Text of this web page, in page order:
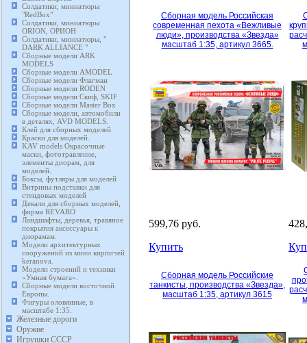
Солдатики, миниатюры
"RedBox"
Солдатики, миниатюры
ORION, ОРИОН
Солдатики, миниатюры, "
DARK ALLIANCE "
Сборные модели ARK
MODELS
Сборные модели AMODEL
Сборные модели Флагман
Сборные модели RODEN
Сборные модели Скиф, SKIF
Сборные модели Master Box
Сборные модели, автомобили
в деталях, AVD MODELS.
Клей для сборных моделей.
Краски для моделей.
KAV models Окрасочные
маски, фототравление,
элементы диорам, для
моделей.
Боксы, футляры для моделей
Витрины подставки для
стендовых моделей
Декали для сборных моделей,
фирма REVARO
Ландшафты, деревья, травяное
покрытия аксессуары к
диорамам.
Модели архитектурных
сооружений из мини кирпичей
keranova.
Модели строений и техники
«Умная бумага».
Сборные модели восточной
Европы.
Фигуры оловянные, в
масштабе 1:35.
Железные дороги
Оружие
Игрушки СССР
Сборная модель Российская
современная пехота «Вежливые
люди», производства «Звезда»
масштаб 1:35, артикул 3665.
599,76 руб.
Купить
Сборная модель Российские
танкисты, производства «Звезда»,
масштаб 1:35, артикул 3615